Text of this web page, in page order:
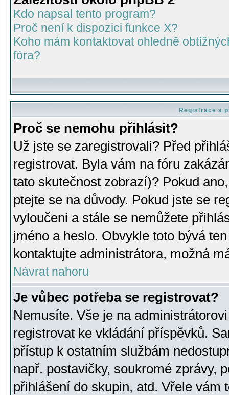
Kdo napsal tento program?
Proč není k dispozici funkce X?
Koho mám kontaktovat ohledně
fóra?
Registrace a
Proč se nemohu přihlásit?
Už jste se zaregistrovali? Před
registrovat. Byla vám na fóru
tato skutečnost zobrazí)? Pokud
ptejte se na důvody. Pokud jste se
vyloučeni a stále se nemůžete
jméno a heslo. Obvykle toto bývá
kontaktujte administrátora, možná
Návrat nahoru
Je vůbec potřeba se registrovat?
Nemusíte. Vše je na
registrovat ke vkládání příspěvků.
přístup k ostatním službám
např. postavičky, soukromé zprávy,
přihlášení do skupin, atd. Vřele vám